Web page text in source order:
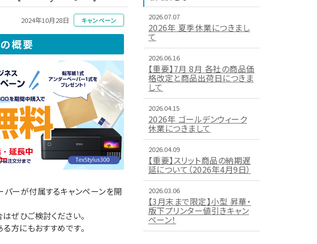
2024年10月28日 キャンペーン
概要
ーが付属するキャンペーンを開
ぜひご検討ください。
方にもおすすめです。
2026.07.07
2026年 夏季休業につきまし
て
2026.06.16
【重要】7月 8月 各社の商品価
格改定と商品出荷日につきま
して
2026.04.15
2026年 ゴールデンウィーク
休業につきまして
2026.04.09
【重要】スリット商品の納期遅
延について（2026年4月9日）
2026.03.06
【3月末まで限定】小型 昇華・
版下プリンター値引きキャン
ペーン！